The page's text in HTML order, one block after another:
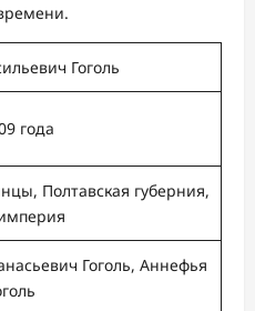
Гоголь
года
Полтавская губерния,
Гоголь, Аннефья